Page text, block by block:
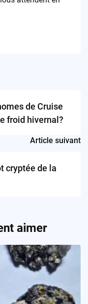
de Cruise
froid hivernal?
Article suivant
cryptée de la
aimer